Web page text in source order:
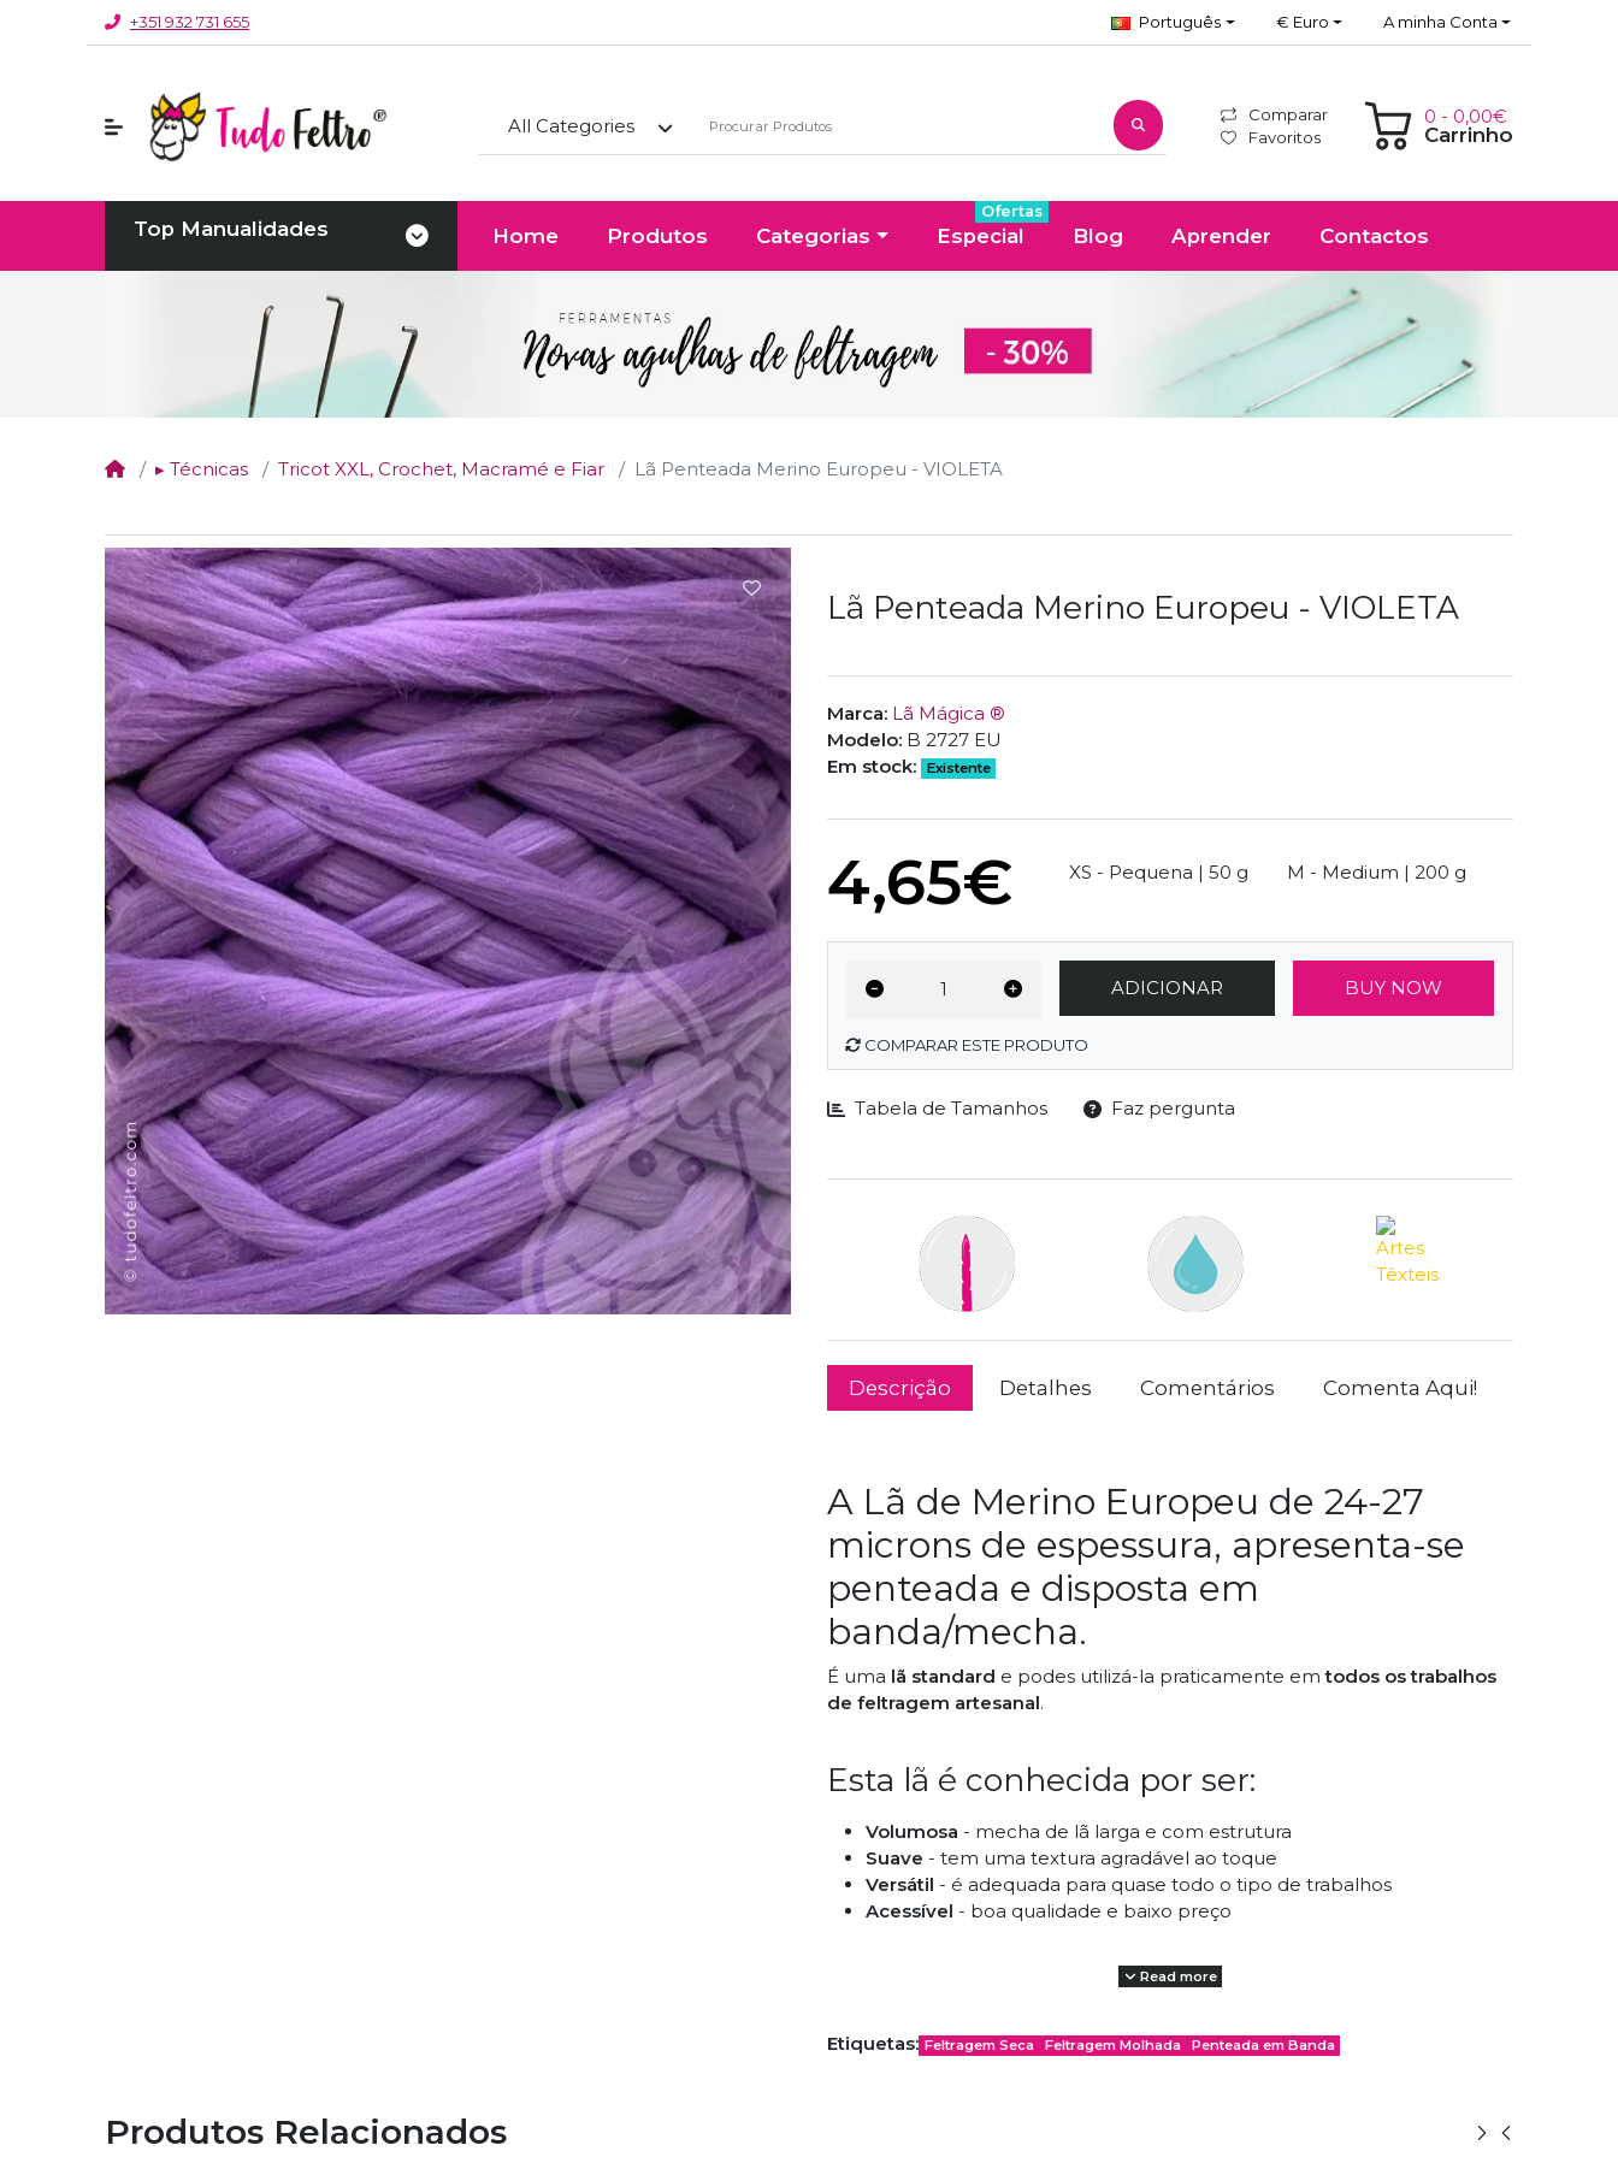
+351 932 731 655 Português € Euro A minha Conta
All Categories
Comparar
Favoritos
Carrinho
0 - 0,00€
Top Manualidades Home Produtos Categorias Especial
Ofertas
Blog Aprender Contactos
▸ Técnicas Tricot XXL, Crochet, Macramé e Fiar Lã Penteada Merino Europeu - VIOLETA
Lã Penteada Merino Europeu - VIOLETA
Marca: Lã Mágica ®
Modelo: B 2727 EU
Em stock:
Existente
4,65€ Size
XS - Pequena | 50 g M - Medium | 200 g
ADICIONAR BUY NOW
COMPARAR ESTE PRODUTO
Tabela de Tamanhos Faz pergunta
Descrição Detalhes Comentários Comenta Aqui!
A Lã de Merino Europeu de 24-27
microns de espessura, apresenta-se
penteada e disposta em
banda/mecha.
É uma lã standard e podes utilizá-la praticamente emtodos os trabalhos
de feltragem artesanal.
Esta lã é conhecida por ser:
Volumosa - mecha de lã larga e com estrutura
Suave - tem uma textura agradável ao toque
Versátil - é adequada para quase todo o tipo de trabalhos
Acessível - boa qualidade e baixo preço
Feltragem com Água & Sabão(Feltro Molhado) - Wet Felting
Read more
Etiquetas: Feltragem Seca Feltragem Molhada Penteada em Banda
Produtos Relacionados